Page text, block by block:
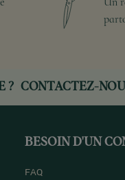
? CONTACTEZ-
BESOIN D'UN
FAQ